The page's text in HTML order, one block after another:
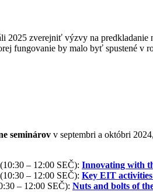
2025 zverejniť výzvy na predkladanie
fungovanie by malo byť spustené v
seminárov v septembri a októbri
– 12:00 SEČ): Innovating with
– 12:00 SEČ): Key EIT
– 12:00 SEČ): Nuts and bolts of